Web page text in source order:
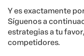
Y es exactamente
Síguenos a
estrategias a tu
competidores.